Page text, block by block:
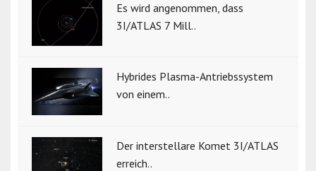
Es wird angenommen, dass
3I/ATLAS 7 Mill..
Hybrides Plasma-Antriebssystem
von einem..
Der interstellare Komet 3I/ATLAS
erreich..